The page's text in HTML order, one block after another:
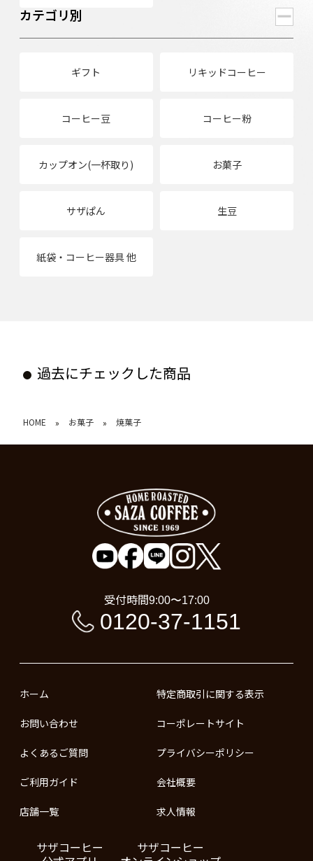
カテゴリ別
ギフト リキッドコーヒー
コーヒー豆 コーヒー粉
カップオン(一杯取り) お菓子
サザぱん 生豆
紙袋・コーヒー器具 他
過去にチェックした商品
HOME » お菓子 » 焼菓子
受付時間9:00〜17:00
0120-37-1151
ホーム
お問い合わせ
よくあるご質問
ご利用ガイド
店舗一覧
特定商取引に関する表示
コーポレートサイト
プライバシーポリシー
会社概要
求人情報
サザコーヒー
サザコーヒー